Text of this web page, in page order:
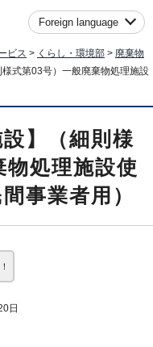
Foreign language
ビス > くらし・環境部 > 廃棄物
式第03号）一般廃棄物処理施設
設】（細則様
処理施設使
事業者用）
日